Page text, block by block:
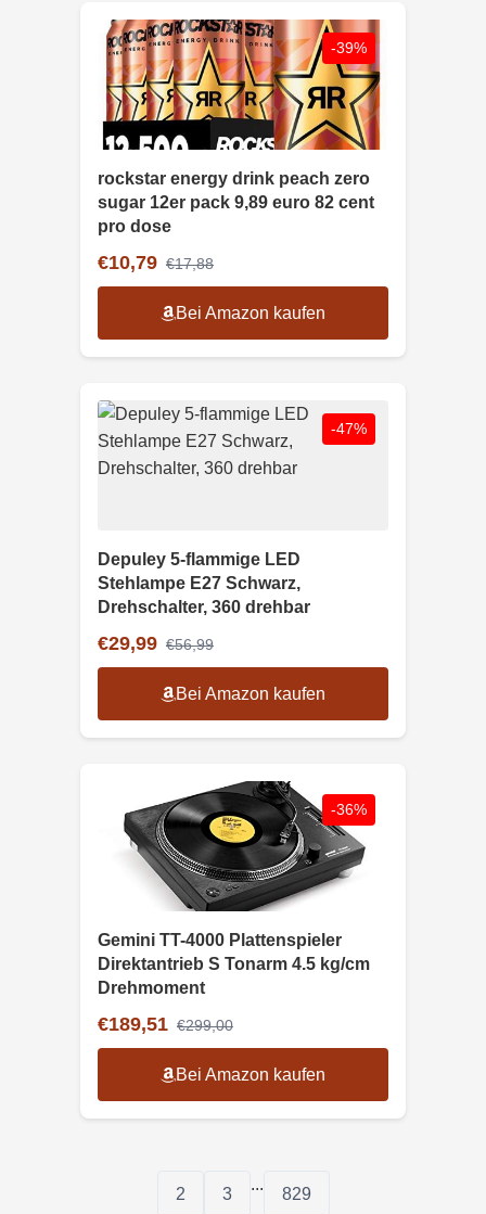
-39%
rockstar energy drink peach zero
sugar 12er pack 9,89 euro 82 cent
pro dose
€10,79 €17,88
Bei Amazon kaufen
-47%
Depuley 5-flammige LED
Stehlampe E27 Schwarz,
Drehschalter, 360 drehbar
€29,99 €56,99
Bei Amazon kaufen
-36%
Gemini TT-4000 Plattenspieler
Direktantrieb S Tonarm 4.5 kg/cm
Drehmoment
€189,51 €299,00
Bei Amazon kaufen
2 3
...
829